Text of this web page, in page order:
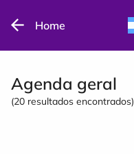
Home
Agenda geral
(20 resultados encontrados)